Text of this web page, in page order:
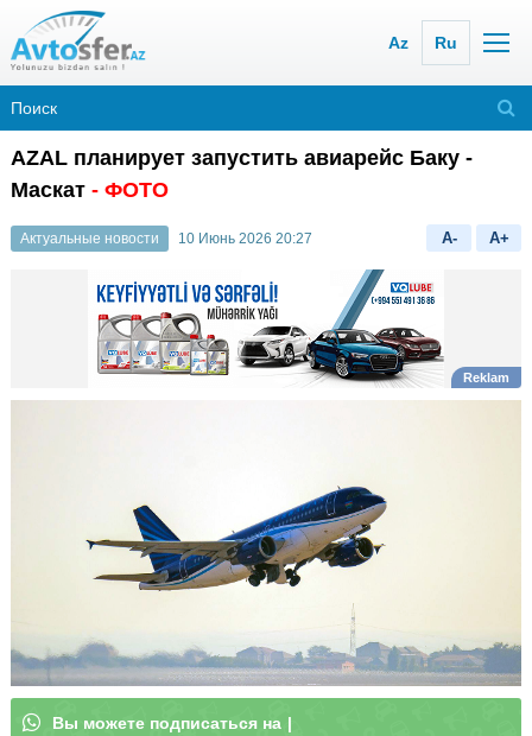
Az Ru
AZAL планирует запустить авиарейс Баку -
Маскат - ФОТО
Актуальные новости 10 Июнь 2026 20:27 A- A+
Вы мож|